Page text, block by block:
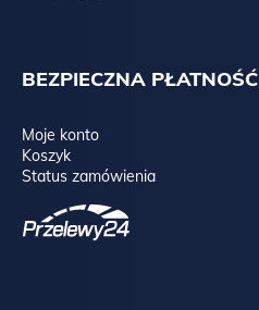
BEZPIECZNA PŁATNOŚĆ
Moje konto
Koszyk
Status zamówienia